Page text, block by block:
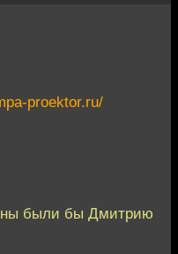
proektor.ru/
были бы Дмитрию